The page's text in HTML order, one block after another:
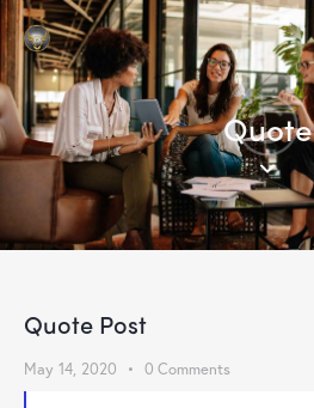
Quote
Quote Post
May 14, 2020 0 Comments